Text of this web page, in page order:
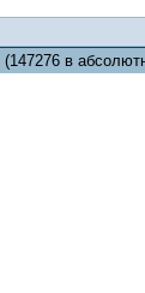
(147276 в